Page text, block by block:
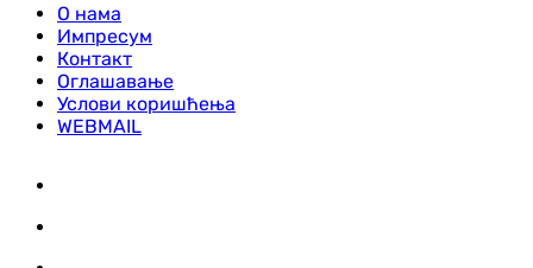
О нама
Импресум
Контакт
Оглашавање
Услови коришћења
WEBMAIL